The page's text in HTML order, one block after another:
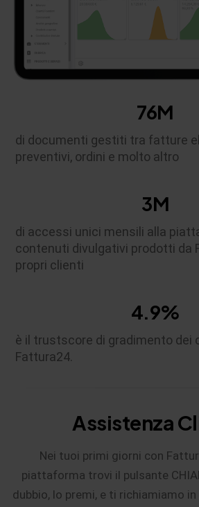
76M
di documenti gestiti tra fatture
preventivi, ordini e molto altro
3M
di accessi unici mensili alla
contenuti divulgativi prodotti da
propri clienti
4.9%
è il trustscore di gradimento dei
Fattura24.
Assistenza
Nei tuoi primi giorni con
piattaforma trovi il pulsante
dubbio, lo premi, e ti richiamiamo